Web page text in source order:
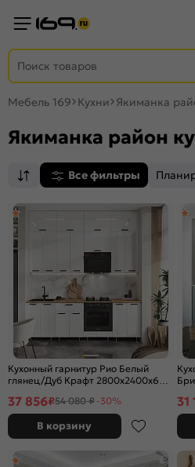
Мебель 169 Кухни Якиманка
Якиманка район
Все фильтры
Кухонный гарнитур Рио Белый
глянец/Дуб Крафт 2800x2400x600
37 856₽54 080 ₽ -30%
В корзину
31